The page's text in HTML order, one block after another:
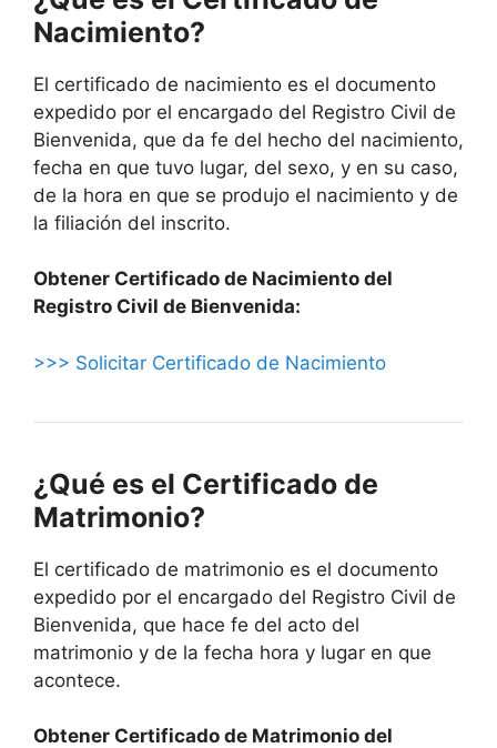
Nacimiento?
El certificado de nacimiento es el documento
expedido por el encargado del Registro Civil de
Bienvenida, que da fe del hecho del nacimiento,
fecha en que tuvo lugar, del sexo, y en su caso,
de la hora en que se produjo el nacimiento y de
la filiación del inscrito.
Obtener Certificado de Nacimiento del
Registro Civil de Bienvenida:
>>> Solicitar Certificado de Nacimiento
¿Qué es el Certificado de
Matrimonio?
El certificado de matrimonio es el documento
expedido por el encargado del Registro Civil de
Bienvenida, que hace fe del acto del
matrimonio y de la fecha hora y lugar en que
acontece.
Obtener Certificado de Matrimonio del